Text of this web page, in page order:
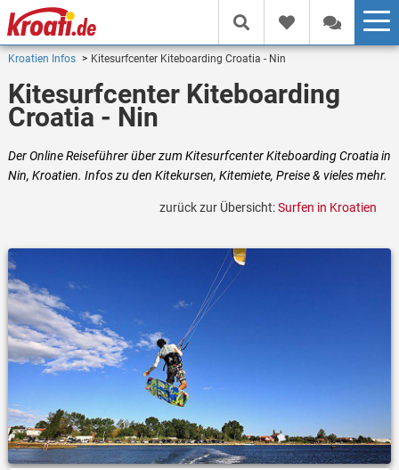
Kroatien Infos Kitesurfcenter Kiteboarding Croatia - Nin
Kitesurfcenter Kiteboarding
Croatia - Nin
Der Online Reiseführer über zum Kitesurfcenter Kiteboarding Croatia in
Nin, Kroatien. Infos zu den Kitekursen, Kitemiete, Preise & vieles mehr.
zurück zur Übersicht:Surfen in Kroatien